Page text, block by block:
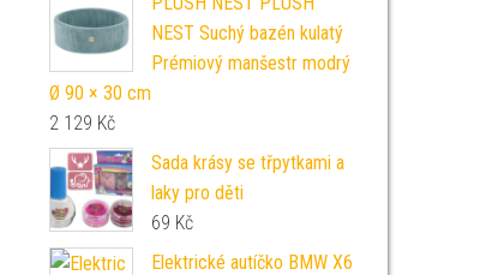
NEST Suchý bazén kulatý
Prémiový manšestr modrý
Ø 90 × 30 cm
2 129 Kč
Sada krásy se třpytkami a
laky pro děti
69 Kč
Elektrické autíčko BMW X6